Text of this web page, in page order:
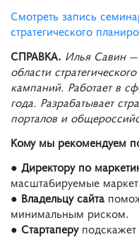
Смотреть запись
стратегического
СПРАВКА. Илья Савин —
области
кампаний. Работает в
года. Разрабатывает
порталов и
Кому мы рекомендуем
● Директору по
масштабируемые
● Владельцу сайта
минимальным риском.
● Стартаперуподскажет